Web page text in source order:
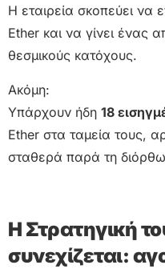
Η εταιρεία σκοπεύει να
Ether και να γίνει ένας
θεσμικούς κατόχους.
Ακόμη:
Υπάρχουν ήδη 18
Ether στα ταμεία τους,
σταθερά παρά τη
Η Στρατηγική
συνεχίζεται: